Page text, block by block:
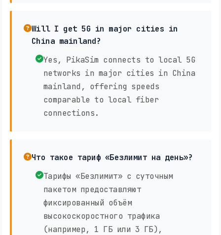
Will I get 5G in major cities in
China mainland?
Yes, PikaSim connects to local 5G
networks in major cities in China
mainland, offering speeds
comparable to local fiber
connections.
Что такое тариф «Безлимит на день»?
Тарифы «Безлимит» с суточным
пакетом предоставляют
фиксированный объём
высокоскоростного трафика
(например, 1 ГБ или 3 ГБ),